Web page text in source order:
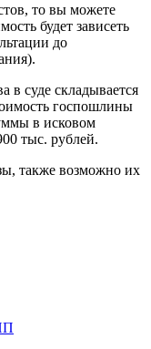
то вы можете
будет зависеть
до
в суде складывается
госпошлины
в исковом
тыс. рублей.
также возможно их